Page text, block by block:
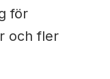
för
och fler